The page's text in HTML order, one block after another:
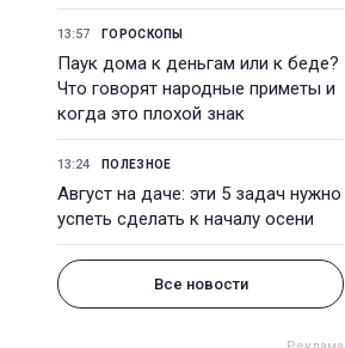
13:57 ГОРОСКОПЫ
Паук дома к деньгам или к беде?
Что говорят народные приметы и
когда это плохой знак
13:24 ПОЛЕЗНОЕ
Август на даче: эти 5 задач нужно
успеть сделать к началу осени
Все новости